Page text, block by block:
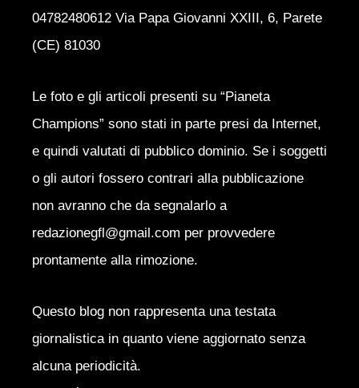
04782480612 Via Papa Giovanni XXIII, 6, Parete
(CE) 81030
Le foto e gli articoli presenti su “Pianeta
Champions” sono stati in parte presi da Internet,
e quindi valutati di pubblico dominio. Se i soggetti
o gli autori fossero contrari alla pubblicazione
non avranno che da segnalarlo a
redazionegfl@gmail.com per provvedere
prontamente alla rimozione.
Questo blog non rappresenta una testata
giornalistica in quanto viene aggiornato senza
alcuna periodicità.